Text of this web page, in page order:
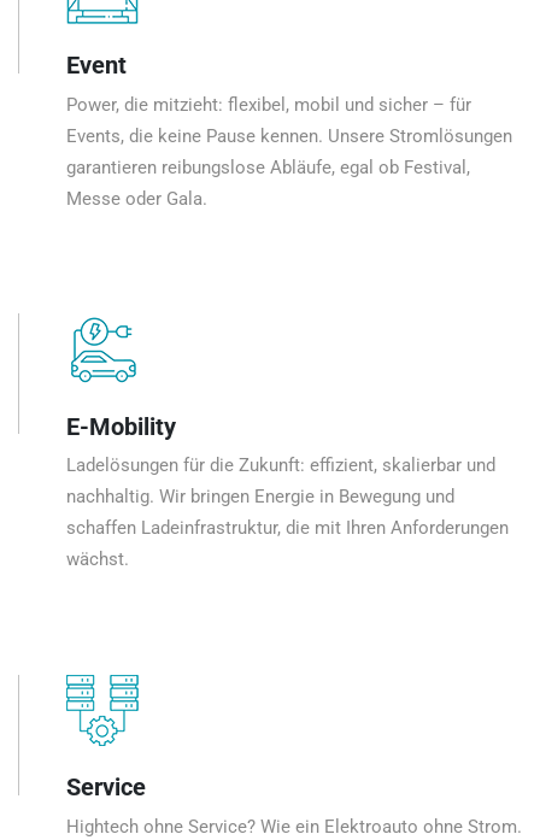
Event
Power, die mitzieht: flexibel, mobil und sicher – für
Events, die keine Pause kennen. Unsere Stromlösungen
garantieren reibungslose Abläufe, egal ob Festival,
Messe oder Gala.
E-Mobility
Ladelösungen für die Zukunft: effizient, skalierbar und
nachhaltig. Wir bringen Energie in Bewegung und
schaffen Ladeinfrastruktur, die mit Ihren Anforderungen
wächst.
Service
Hightech ohne Service? Wie ein Elektroauto ohne Strom.